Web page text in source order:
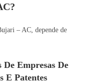
– AC, depende de
Empresas De
E Patentes